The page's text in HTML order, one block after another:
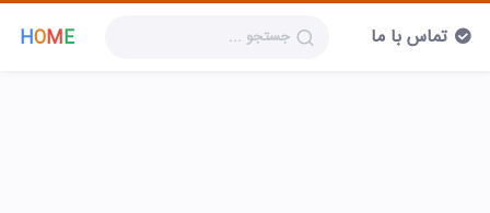
HOME تماس با ما